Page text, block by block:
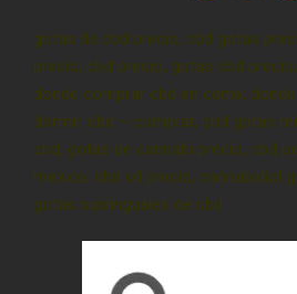
gotas de cbd precio, cbd gotas
precio, cbd precio, gotas cbd
donde comprar cbd en cdmx,
dormir, cbd – comprar, cbd gotas
cbd, gotas de cannabi precio, cbd
mexico, cbd oil precio, cannabidiol
gotas sublinguales de cbd